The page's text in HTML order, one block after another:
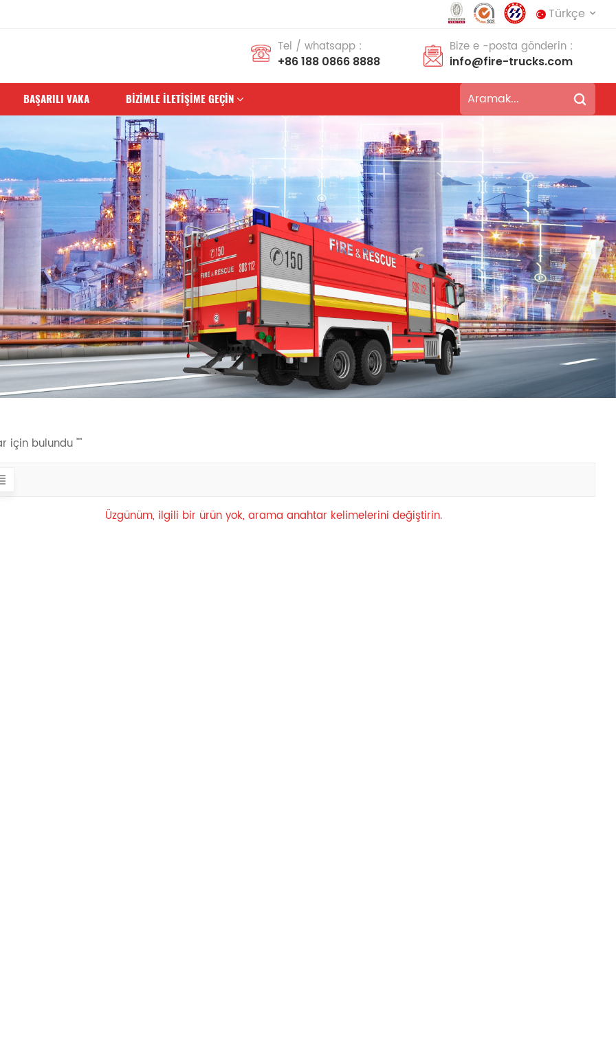
Türkçe
Deutsch
português Nederlands
العربية 日本語
한국의 Türkçe
Melayu ไทย
Tiếng Việt Indonesia
中文 қазақ
Filipino
Tel / whatsapp :
+86 188 0866 8888
Bize e -posta gönderin :
info@fire-trucks.com
BAŞARILI VAKA BIZIMLE ILETIŞIME GEÇIN
için bulundu ""
Üzgünüm, ilgili bir ürün yok, arama anahtar kelimelerini değiştirin.